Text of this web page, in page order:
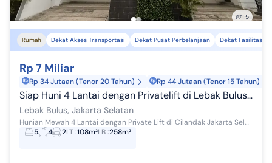
5
Rumah Dekat Akses Transportasi Dekat Pusat Perbelanjaan Dekat Fasilitas
Rp 7 Miliar
Rp 34 Jutaan (Tenor 20 Tahun) Rp 44 Jutaan (Tenor 15 Tahun)
Siap Huni 4 Lantai dengan Privatelift di Lebak Bulus Jakartaselatan
Lebak Bulus, Jakarta Selatan
Hunian Mewah 4 Lantai dengan Private Lift di Cilandak Jakarta Selatan - Lokasi Premium & Prestisius Miliki hunian 4 lantai dengan private lift di ...
5
4 2LT:108m²LB:258m²